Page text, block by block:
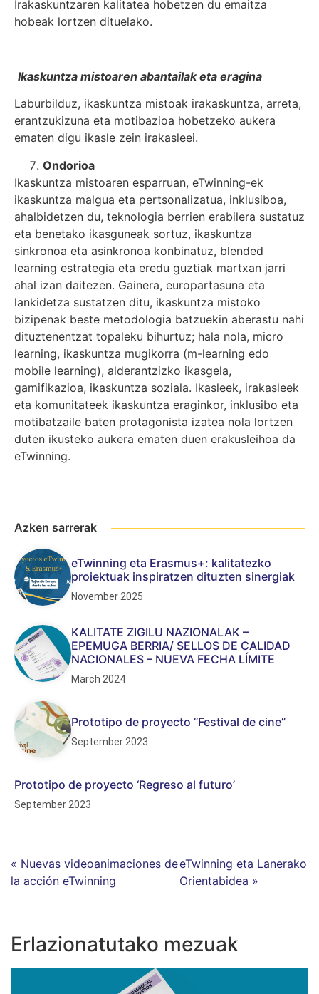
Irakaskuntzaren kalitatea hobetzen du emaitza
hobeak lortzen dituelako.
Ikaskuntza mistoaren abantailak eta eragina
Laburbilduz, ikaskuntza mistoak irakaskuntza, arreta,
erantzukizuna eta motibazioa hobetzeko aukera
ematen digu ikasle zein irakasleei.
Ondorioa
Ikaskuntza mistoaren esparruan, eTwinning-ek
ikaskuntza malgua eta pertsonalizatua, inklusiboa,
ahalbidetzen du, teknologia berrien erabilera sustatuz
eta benetako ikasguneak sortuz, ikaskuntza
sinkronoa eta asinkronoa konbinatuz, blended
learning estrategia eta eredu guztiak martxan jarri
ahal izan daitezen. Gainera, europartasuna eta
lankidetza sustatzen ditu, ikaskuntza mistoko
bizipenak beste metodologia batzuekin aberastu nahi
dituztenentzat topaleku bihurtuz; hala nola, micro
learning, ikaskuntza mugikorra (m-learning edo
mobile learning), alderantzizko ikasgela,
gamifikazioa, ikaskuntza soziala. Ikasleek, irakasleek
eta komunitateek ikaskuntza eraginkor, inklusibo eta
motibatzaile baten protagonista izatea nola lortzen
duten ikusteko aukera ematen duen erakusleihoa da
eTwinning.
Azken sarrerak
eTwinning eta Erasmus+: kalitatezko
proiektuak inspiratzen dituzten sinergiak
November 2025
KALITATE ZIGILU NAZIONALAK –
EPEMUGA BERRIA/ SELLOS DE CALIDAD
NACIONALES – NUEVA FECHA LÍMITE
March 2024
Prototipo de proyecto “Festival de cine”
September 2023
Prototipo de proyecto ‘Regreso al futuro’
September 2023
« Nuevas videoanimaciones de
la acción eTwinning
eTwinning eta Lanerako
Orientabidea »
Erlazionatutako mezuak